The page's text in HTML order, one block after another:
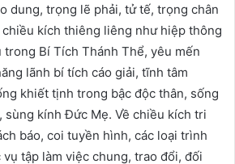
dung, trọng lẽ phải, tử tế, trọng chân
kích thiêng liêng như hiệp thông
trong Bí Tích Thánh Thể, yêu mến
lãnh bí tích cáo giải, tĩnh tâm
khiết tịnh trong bậc độc thân, sống
sùng kính Đức Mẹ. Về chiều kích tri
báo, coi tuyền hình, các loại trình
tập làm việc chung, trao đổi, đối